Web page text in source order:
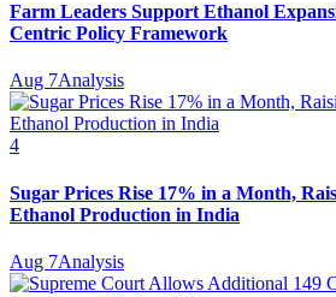
Farm Leaders Support Ethanol
Centric Policy Framework
Aug 7Analysis
4
Sugar Prices Rise 17% in a Month,
Ethanol Production in India
Aug 7Analysis